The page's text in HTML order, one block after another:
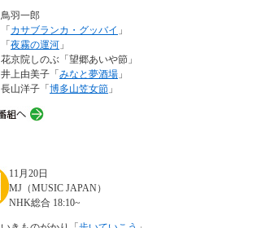
鳥羽一郎
「 カサブランカ・グッバイ 」
「 夜霧の運河 」
花京院しのぶ「望郷あいや節」
井上由美子「 みなと夢酒場 」
長山洋子「 博多山笠女節 」
11月20日
MJ（MUSIC JAPAN）
NHK総合 18:10~